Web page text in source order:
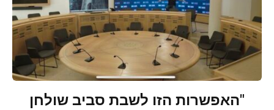
"האפשרות הזו לשבת סביב שולחן